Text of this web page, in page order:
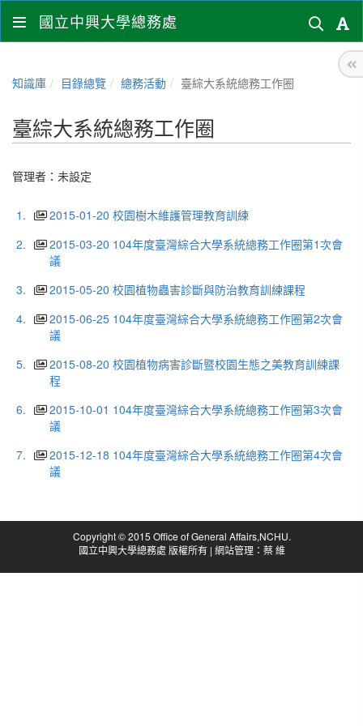
國立中興大學總務處
知識庫 目錄總覽 總務活動 臺綜大系統總務工作圈
臺綜大系統總務工作圈
管理者：未設定
1.
2015-01-20 校園樹木維護管理教育訓練
2.
2015-03-20 104年度臺灣綜合大學系統總務工作圈第1次會
議
3.
2015-05-20 校園植物蟲害診斷與防治教育訓練課程
4.
2015-06-25 104年度臺灣綜合大學系統總務工作圈第2次會
議
5.
2015-08-20 校園植物病害診斷暨校園生態之美教育訓練課
程
6.
2015-10-01 104年度臺灣綜合大學系統總務工作圈第3次會
議
7.
2015-12-18 104年度臺灣綜合大學系統總務工作圈第4次會
議
Copyright © 2015 Office of General Affairs,NCHU.
國立中興大學總務處 版權所有 | 網站管理：蔡 維